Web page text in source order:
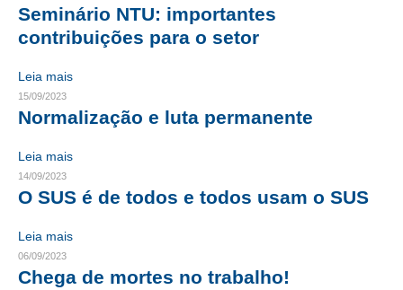
ORGANOGRAMA
CONSELHO TECNOLÓGICO
CONSELHOS ASSESSORES
Seminário NTU: importantes
contribuições para o setor
Leia mais
15/09/2023
Normalização e luta permanente
Leia mais
14/09/2023
O SUS é de todos e todos usam o SUS
Leia mais
06/09/2023
Chega de mortes no trabalho!